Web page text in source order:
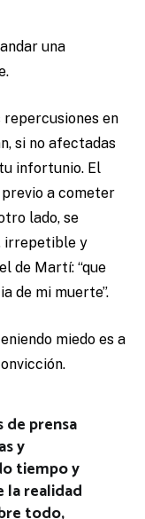
una
en
si no afectadas
infortunio. El
previo a cometer
lado, se
irrepetible y
de Martí: “que
de mi muerte”.
miedo es a
prensa
y
tiempo y
la realidad
todo,